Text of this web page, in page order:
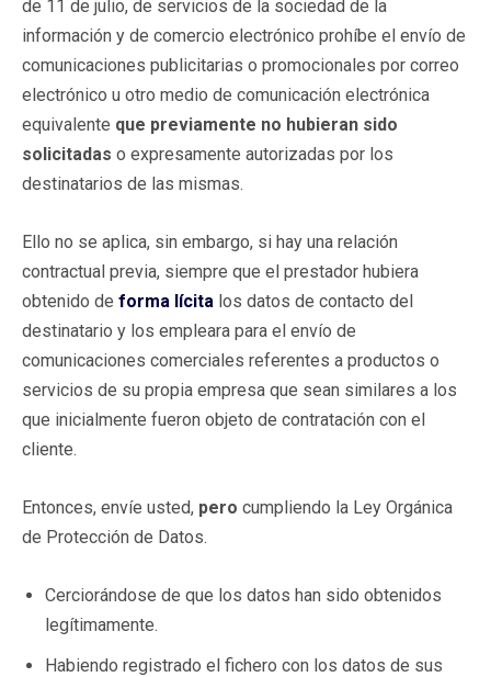
de 11 de julio, de servicios de la sociedad de la
información y de comercio electrónico prohíbe el envío de
comunicaciones publicitarias o promocionales por correo
electrónico u otro medio de comunicación electrónica
equivalente que previamente no hubieran sido
solicitadas o expresamente autorizadas por los
destinatarios de las mismas.
Ello no se aplica, sin embargo, si hay una relación
contractual previa, siempre que el prestador hubiera
obtenido de forma lícita los datos de contacto del
destinatario y los empleara para el envío de
comunicaciones comerciales referentes a productos o
servicios de su propia empresa que sean similares a los
que inicialmente fueron objeto de contratación con el
cliente.
Entonces, envíe usted, pero cumpliendo la Ley Orgánica
de Protección de Datos.
Cerciorándose de que los datos han sido obtenidos
legítimamente.
Habiendo registrado el fichero con los datos de sus